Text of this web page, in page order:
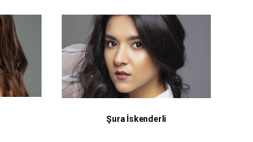
Şura İskenderli